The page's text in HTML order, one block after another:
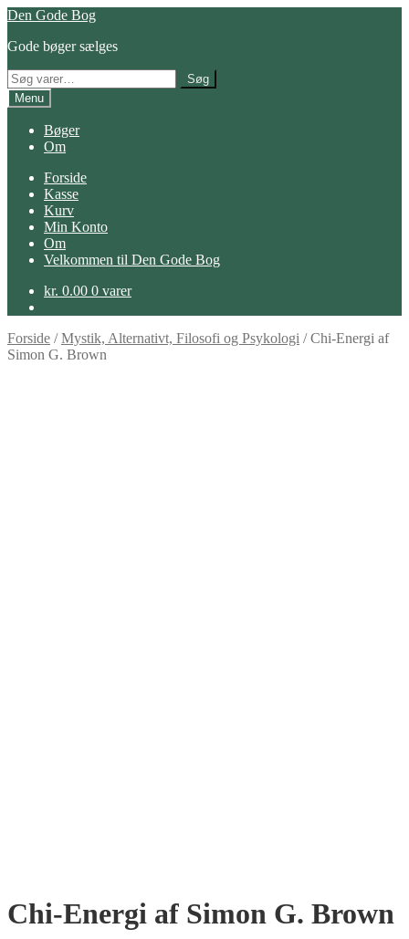
Spring
navigation
Spring
indhold
Den Gode Bog
Gode bøger sælges
Søg
efter:
Søg
Menu
Bøger
Om
Forside
Kasse
Kurv
Min Konto
Om
Velkommen til Den Gode Bog
kr. 0.00 0 varer
Forside /Mystik, Alternativt, Filosofi og Psykologi /Chi-Energi af
Simon G. Brown
Chi-Energi af Simon G. Brown